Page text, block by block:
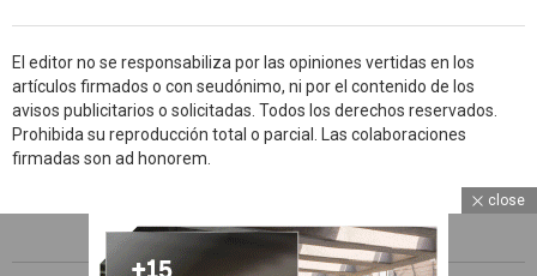
El editor no se responsabiliza por las opiniones vertidas en los
artículos firmados o con seudónimo, ni por el contenido de los
avisos publicitarios o solicitadas. Todos los derechos reservados.
Prohibida su reproducción total o parcial. Las colaboraciones
firmadas son ad honorem.
ARCHIVOS
close